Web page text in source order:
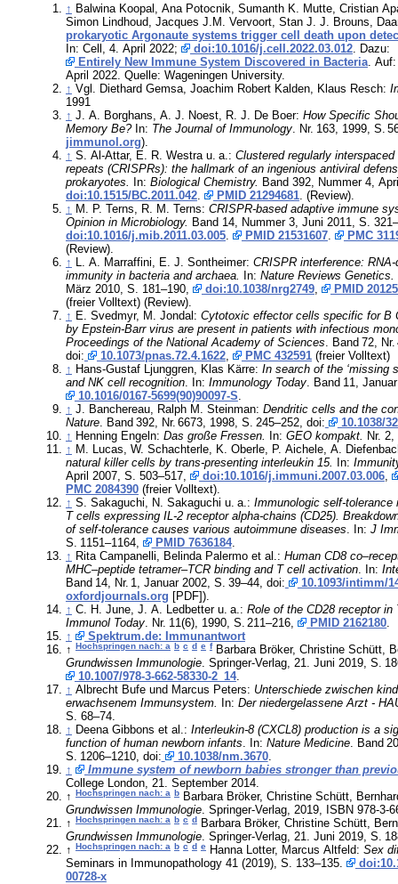
↑ Balwina Koopal, Ana Potocnik, Sumanth K. Mutte, Cristian
Simon Lindhoud, Jacques J.M. Vervoort, Stan
prokaryotic Argonaute systems trigger
In: Cell, 4. April 2022;
doi:10.1016/j.cell.2022.03.012
. Dazu:
Entirely New Immune System Discovered in Bacteria. Auf: SciTechDaily vom 15.
April 2022. Quelle: Wageningen University.
↑ Vgl. Diethard Gemsa, Joachim Robert Kalden, Klaus Resch:
1991
↑ J. A. Borghans, A. J. Noest, R. J. De Boer: How Specific
Memory Be?In: The Journal of Immunology. Nr. 163, 1999, S.
jimmunol.org).
↑ S. Al-Attar, E. R. Westra u. a.: Clustered regularly
repeats (CRISPRs): the hallmark of an ingenious antiviral defense mechanism in
prokaryotes.
In: Biological Chemistry. Band 392, Nummer 4,
doi:10.1515/BC.2011.042. PMID 21294681. (Review).
↑ M. P. Terns, R. M. Terns: CRISPR-based adaptive immune
Opinion in Microbiology. Band 14, Nummer 3, Juni 2011, S.
doi:10.1016/j.mib.2011.03.005. PMID 21531607.
PMC
(Review).
↑ L. A. Marraffini, E. J. Sontheimer: CRISPR interference:
immunity in bacteria and archaea. In: Nature Reviews Genetics.
März 2010, S. 181–190,
doi:10.1038/nrg2749,
PMID
(freier Volltext) (Review).
↑ E. Svedmyr, M. Jondal: Cytotoxic effector cells specific for B
by Epstein-Barr virus are present in patients with infectious
Proceedings of the National Academy of Sciences
Band 72, Nr.
doi:
10.1073/pnas.72.4.1622, PMC 432591(freier Volltext)
↑ Hans-Gustaf Ljunggren, Klas Kärre: In search of the ‘missing
and NK cell recognition. In: Immunology Today. Band 11
,
10.1016/0167-5699(90)90097-S
↑ J. Banchereau, Ralph M. Steinman:
Dendritic cells
Nature. Band 392, Nr. 6673 , 1998,S. 245–252 , doi:
10.1038/
↑ Henning Engeln: Das große Fressen. In: GEO kompakt. Nr.
↑ M. Lucas, W. Schachterle, K. Oberle, P. Aichele, A.
natural killer cells by trans-presenting interleukin 15. In:
April 2007, S. 503–517,
doi:10.1016/j.immuni.2007.03.006,
PMC 2084390(freier Volltext).
↑ S. Sakaguchi, N. Sakaguchi u. a.: Immunologic self-tolerance
T cells expressing IL-2 receptor alpha-chains (CD25).
of self-tolerance causes various autoimmune diseases . In: J
S. 1151–1164, PMID 7636184.
↑ Rita Campanelli, Belinda Palermo et al.: Human CD8
MHC–peptide tetramer–TCR binding and T cell activation. In:
Band 14, Nr. 1 , Januar 2002,S. 39–44 , doi:
10.1093/intimm/
oxfordjournals.org [PDF]).
↑ C. H. June, J. A. Ledbetter u. a.:
Immunol Today. Nr. 11(6) , 1990, S. 211–216 , PMID 2162180
↑
Spektrum.de: Immunantwort
↑ Hochspringen nach: a b c d e f
Grundwissen Immunologie. Springer-Verlag, 21. Juni 2019, S.
10.1007/978-3-662-58330-2_14.
↑ Albrecht Bufe und Marcus Peters: Unterschiede zwischen
erwachsenem Immunsystem. In: Der niedergelassene Arzt -
S. 68–74.
↑ Deena Gibbons et al.: Interleukin-8 (CXCL8) production is a
function of human newborn infants . In: Nature Medicine. Band 20
S. 1206–1210 , doi: 10.1038/nm.3670.
↑
Immune system of newborn babies stronger than
College London, 21. September 2014.
↑ Hochspringen nach: a b
Grundwissen Immunologie. Springer-Verlag, 2019, ISBN 978-3-
↑ Hochspringen nach: a b c dBarbara Bröker, Christine Schütt,
Grundwissen Immunologie
. Springer-Verlag, 21. Juni 2019, S.
↑ Hochspringen nach: a b c d eHanna Lotter, Marcus Altfeld: Sex
Seminars in Immunopathology 41 (2019), S. 133–135.
00728-x